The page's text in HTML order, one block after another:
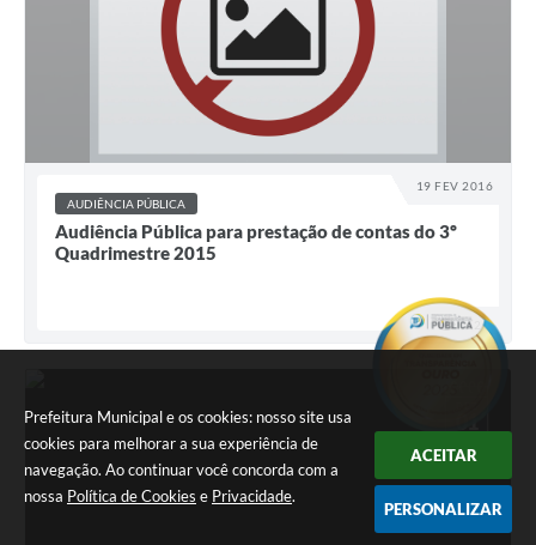
Prefeitura Municipal e os cookies: nosso site usa
cookies para melhorar a sua experiência de
navegação. Ao continuar você concorda com a
nossa Política de Cookies e Privacidade.
ACEITAR
PERSONALIZAR
19 FEV 2016
AUDIÊNCIA PÚBLICA
Audiência Pública para prestação de contas do 3º
Quadrimestre 2015
62